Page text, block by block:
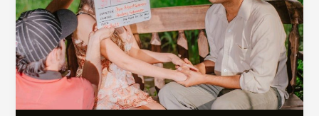
miniserie
alusiva
al
folclor
vallenato